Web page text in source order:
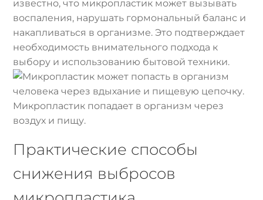
известно, что микропластик может вызывать
воспаления, нарушать гормональный баланс и
накапливаться в организме. Это подтверждает
необходимость внимательного подхода к
выбору и использованию бытовой техники.
Микропластик попадает в организм через
воздух и пищу.
Практические способы
снижения выбросов